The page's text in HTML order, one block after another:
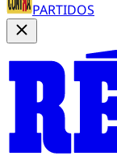
PARTIDOS